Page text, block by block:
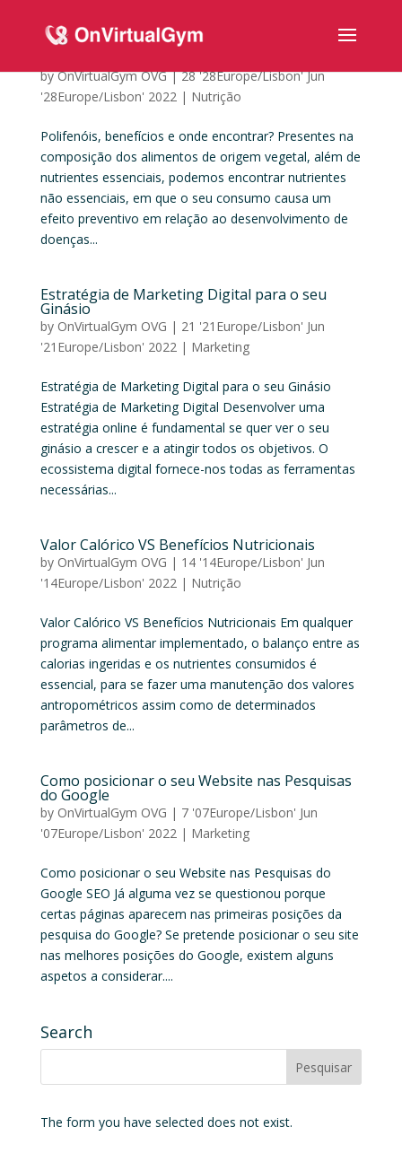
byOnVirtualGym OVG|28 '28Europe/Lisbon' Jun
'28Europe/Lisbon' 2022| Nutrição
Polifenóis, benefícios e onde encontrar? Presentes na
composição dos alimentos de origem vegetal, além de
nutrientes essenciais, podemos encontrar nutrientes
não essenciais, em que o seu consumo causa um
efeito preventivo em relação ao desenvolvimento de
doenças...
Estratégia de Marketing Digital para o seu
Ginásio
by OnVirtualGym OVG | 21 '21Europe/Lisbon' Jun
'21Europe/Lisbon' 2022| Marketing
Estratégia de Marketing Digital para o seu Ginásio
Estratégia de Marketing Digital Desenvolver uma
estratégia online é fundamental se quer ver o seu
ginásio a crescer e a atingir todos os objetivos. O
ecossistema digital fornece-nos todas as ferramentas
necessárias...
Valor Calórico VS Benefícios Nutricionais
by OnVirtualGym OVG | 14 '14Europe/Lisbon' Jun
'14Europe/Lisbon' 2022| Nutrição
Valor Calórico VS Benefícios Nutricionais Em qualquer
programa alimentar implementado, o balanço entre as
calorias ingeridas e os nutrientes consumidos é
essencial, para se fazer uma manutenção dos valores
antropométricos assim como de determinados
parâmetros de...
Como posicionar o seu Website nas Pesquisas
do Google
by OnVirtualGym OVG | 7 '07Europe/Lisbon' Jun
'07Europe/Lisbon' 2022| Marketing
Como posicionar o seu Website nas Pesquisas do
Google SEO Já alguma vez se questionou porque
certas páginas aparecem nas primeiras posições da
pesquisa do Google? Se pretende posicionar o seu site
nas melhores posições do Google, existem alguns
aspetos a considerar....
Search
The form you have selected does not exist.